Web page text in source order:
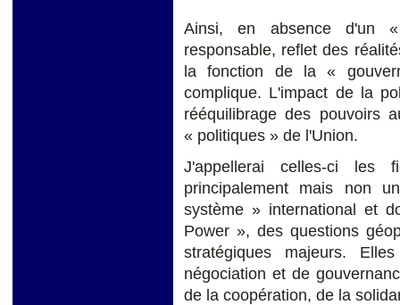
Ainsi, en absence d'un
responsable, reflet des
la fonction de la «
complique. L'impact de la
rééquilibrage des pouvoirs
« politiques » de l'Union.
J'appellerai celles-ci les
principalement mais non
système » international et
Power », des questions
stratégiques majeurs.
négociation et de
de la coopération, de la